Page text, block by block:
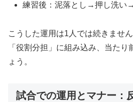
練習後：泥落とし→押し洗い
こうした運用は1人では続きませ
「役割分担」に組み込み、当た
ょう。
試合での運用とマナー：